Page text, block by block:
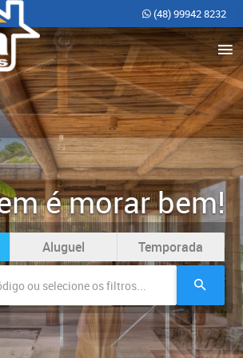
(48) 99942 8232
é morar bem!
Aluguel Temporada